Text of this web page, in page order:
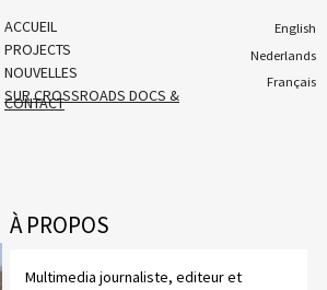
ACCUEIL
PROJECTS
NOUVELLES
SUR CROSSROADS DOCS &
CONTACT
English
Nederlands
Français
À PROPOS
Multimedia journaliste, editeur et